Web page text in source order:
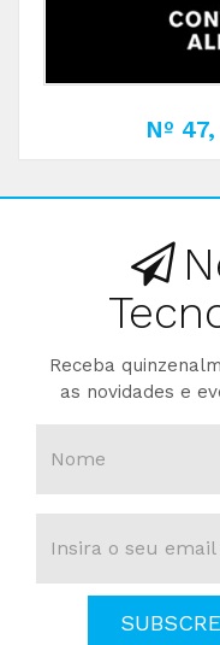
Nº
Receba
as novidades e